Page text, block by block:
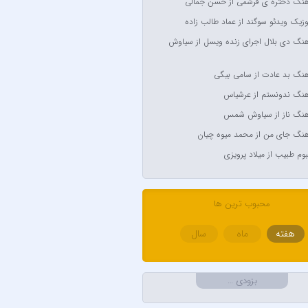
Anyma Ellie
Arsha
Aşkın
Avril Lavigne &
Bebe
Bilal Sonses &
ویدئو سوگند از عماد طالب زاده
دی بلال اجرای زنده ویسل از سیاوش
بد عادت از سامی بیگی
ندونستم از عرشیاس
ناز از سیاوش شمس
جای من از محمد میوه چیان
طبیب از میلاد پرویزی
محبوب ترین ها
هفته ماه سال
بزودی …